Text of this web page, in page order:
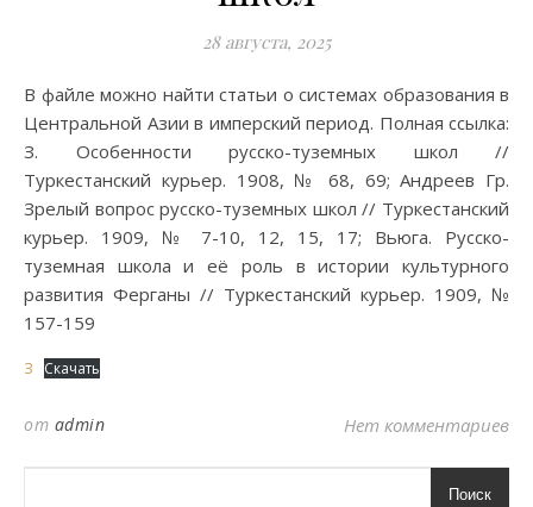
28 августа, 2025
В файле можно найти статьи о системах образования в
Центральной Азии в имперский период. Полная ссылка:
З. Особенности русско-туземных школ //
Туркестанский курьер. 1908, № 68, 69; Андреев Гр.
Зрелый вопрос русско-туземных школ // Туркестанский
курьер. 1909, № 7-10, 12, 15, 17; Вьюга. Русско-
туземная школа и её роль в истории культурного
развития Ферганы // Туркестанский курьер. 1909, №
157-159
З Скачать
от admin Нет комментариев
Поиск